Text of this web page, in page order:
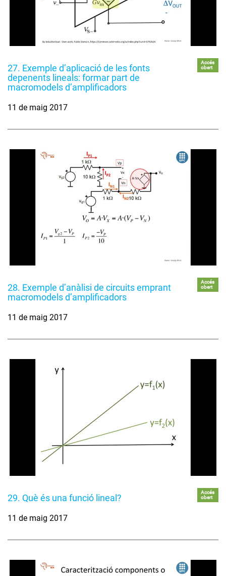
27. Exemple d’aplicació de les fonts
depenents lineals: formar part de
macromodels d’amplificadors
Accés
obert
11 de maig 2017
28. Exemple d’anàlisi de circuits emprant
macromodels d’amplificadors
Accés
obert
11 de maig 2017
29. Què és una funció lineal?
Accés
obert
11 de maig 2017